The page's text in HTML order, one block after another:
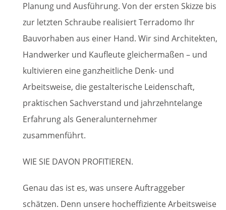
Planung und Ausführung. Von der ersten Skizze bis
zur letzten Schraube realisiert Terradomo Ihr
Bauvorhaben aus einer Hand. Wir sind Architekten,
Handwerker und Kaufleute gleichermaßen – und
kultivieren eine ganzheitliche Denk- und
Arbeitsweise, die gestalterische Leidenschaft,
praktischen Sachverstand und jahrzehntelange
Erfahrung als Generalunternehmer
zusammenführt.
WIE SIE DAVON PROFITIEREN.
Genau das ist es, was unsere Auftraggeber
schätzen. Denn unsere hocheffiziente Arbeitsweise